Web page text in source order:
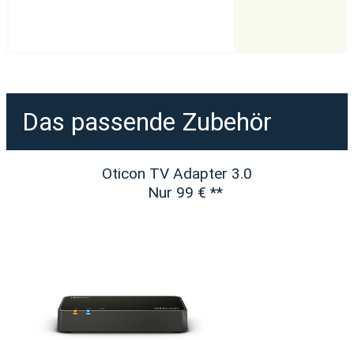
Das passende Zubehör
Oticon TV Adapter 3.0
Nur 99 € **